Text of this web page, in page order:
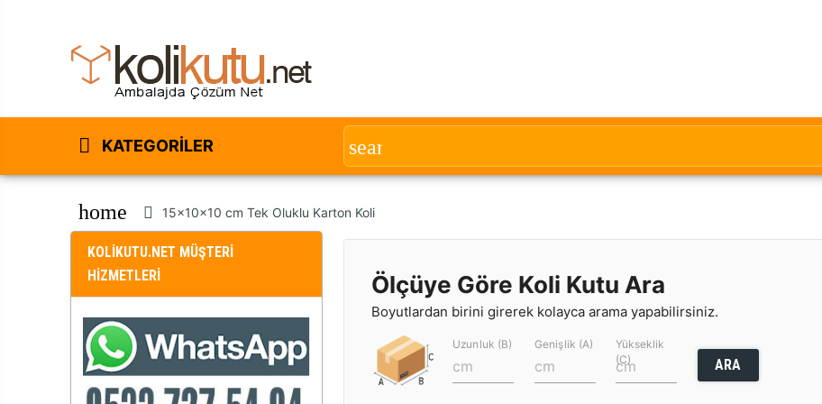
KATEGORILER
home 15x10x10 cm Tek Oluklu Karton Koli
KOLİKUTU.NET MÜŞTERİ
HİZMETLERİ
Ölçüye Göre Koli Kutu Ara
Boyutlardan birini girerek kolayca arama yapabilirsiniz.
Uzunluk (B) Genişlik (A)
Yükseklik
(C)
ARA